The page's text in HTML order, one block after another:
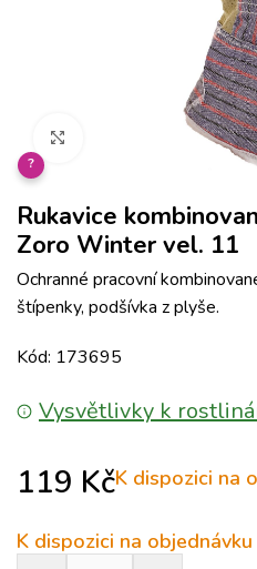
Klikněte pro zvětšení
?
Rukavice
Zoro Winter vel. 11
Ochranné pracovní
štípenky, podšívka z plyše.
Kód: 173695
Vysvětlivky k
119 KčK dispozici na
K dispozici na objednávku